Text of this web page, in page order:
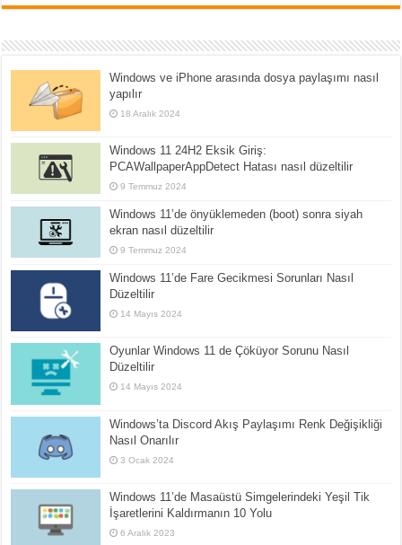
Windows ve iPhone arasında dosya paylaşımı nasıl
yapılır
18 Aralık 2024
Windows 11 24H2 Eksik Giriş:
PCAWallpaperAppDetect Hatası nasıl düzeltilir
9 Temmuz 2024
Windows 11’de önyüklemeden (boot) sonra siyah
ekran nasıl düzeltilir
9 Temmuz 2024
Windows 11’de Fare Gecikmesi Sorunları Nasıl
Düzeltilir
14 Mayıs 2024
Oyunlar Windows 11 de Çöküyor Sorunu Nasıl
Düzeltilir
14 Mayıs 2024
Windows’ta Discord Akış Paylaşımı Renk Değişikliği
Nasıl Onarılır
3 Ocak 2024
Windows 11’de Masaüstü Simgelerindeki Yeşil Tik
İşaretlerini Kaldırmanın 10 Yolu
6 Aralık 2023